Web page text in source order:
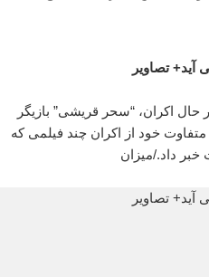
تصاویر
اکران، “سحر قریشی” بازیگر
خود از اکران چند فیلمی که
خبر داد./میزان
تصاویر